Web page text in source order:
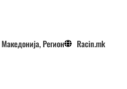
Македонија, Регион Racin.mk